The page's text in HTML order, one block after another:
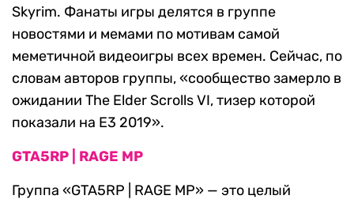
Skyrim. Фанаты игры делятся в группе
новостями и мемами по мотивам самой
меметичной видеоигры всех времен. Сейчас, по
словам авторов группы, «сообщество замерло в
ожидании The Elder Scrolls VI, тизер которой
показали на E3 2019».
GTA5RP | RAGE MP
Группа «GTA5RP | RAGE MP» — это целый